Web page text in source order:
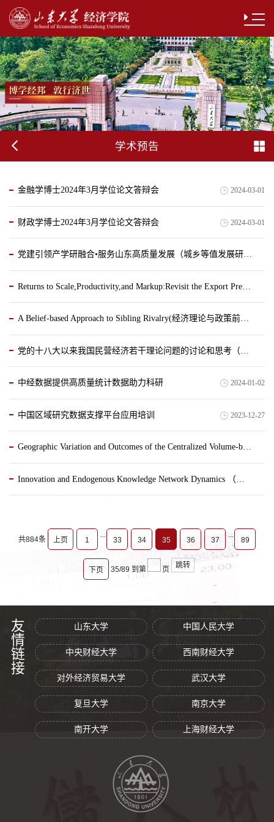
学术预告
金融学博士2024年3月学位论文答辩会 2024-03-01
财政学博士2024年3月学位论文答辩会 2024-03-01
党建引领产学研融合•服务山东高质量发展（城乡等值发展研讨会）
A Belief-based Approach to Sibling Rivalry(经济理论与政策前沿第八讲)
中经数据提供高质量统计数据助力科研 2024-01-02
中国区域研究数据支撑平台应用培训 2023-12-27
Geographic Variation and Outcomes of the Centralized Volume-based Procurement and the Explanatory Factors（山东大学公共经济与财政讲座第四期）
共884条
上页 1 33 34 35 36 37 89
下页 35/89 到第 页
跳转
友情链接 山东大学 中国人民大学
中央财经大学 西南财经大学
对外经济贸易大学 武汉大学
复旦大学 南京大学
南开大学 上海财经大学